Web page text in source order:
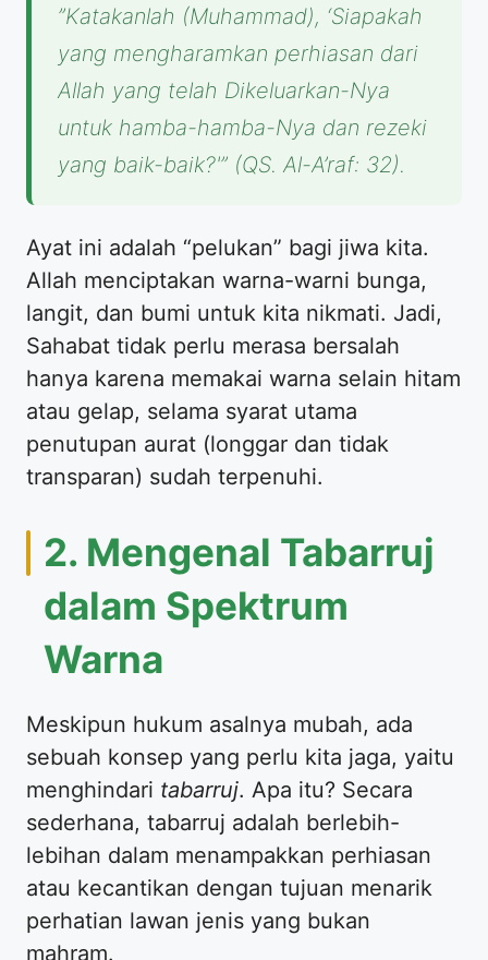
​”Katakanlah (Muhammad), ‘Siapakah
yang mengharamkan perhiasan dari
Allah yang telah Dikeluarkan-Nya
untuk hamba-hamba-Nya dan rezeki
yang baik-baik?'” (QS. Al-A’raf: 32).
​Ayat ini adalah “pelukan” bagi jiwa kita.
Allah menciptakan warna-warni bunga,
langit, dan bumi untuk kita nikmati. Jadi,
Sahabat tidak perlu merasa bersalah
hanya karena memakai warna selain hitam
atau gelap, selama syarat utama
penutupan aurat (longgar dan tidak
transparan) sudah terpenuhi.
​2. Mengenal Tabarruj
dalam Spektrum
Warna
​Meskipun hukum asalnya mubah, ada
sebuah konsep yang perlu kita jaga, yaitu
menghindari tabarruj. Apa itu? Secara
sederhana, tabarruj adalah berlebih-
lebihan dalam menampakkan perhiasan
atau kecantikan dengan tujuan menarik
perhatian lawan jenis yang bukan
mahram.